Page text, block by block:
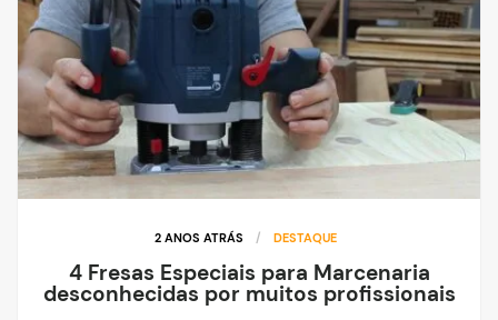
2 ANOS ATRÁS / DESTAQUE
4 Fresas Especiais para Marcenaria
desconhecidas por muitos profissionais